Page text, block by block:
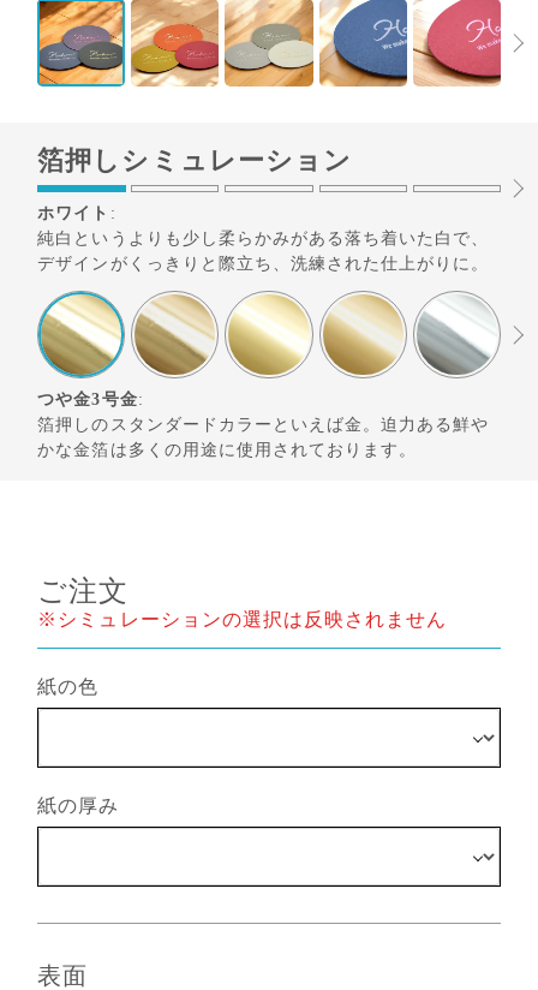
箔押しシミュレーション
ホワイト :
純白というよりも少し柔らかみがある落ち着いた白で、
デザインがくっきりと際立ち、洗練された仕上がりに。
つや金3号金:
箔押しのスタンダードカラーといえば金。迫力ある鮮や
かな金箔は多くの用途に使用されております。
ご注文
※シミュレーションの選択は反映されません
紙の色
紙の厚み
表面